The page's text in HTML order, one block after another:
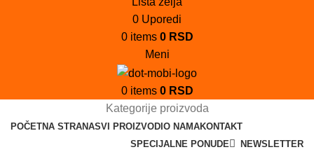
0 Uporedi
0 items 0 RSD
Meni
0 items 0 RSD
Kategorije proizvoda
POČETNA STRANASVI PROIZVODIO NAMAKONTAKT
SPECIJALNE PONUDE
NEWSLETTER